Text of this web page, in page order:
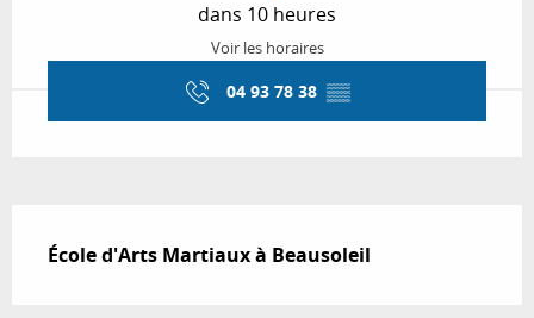
dans 10 heures
Voir les horaires
04 93 78 38 ▒▒
École d'Arts Martiaux à Beausoleil